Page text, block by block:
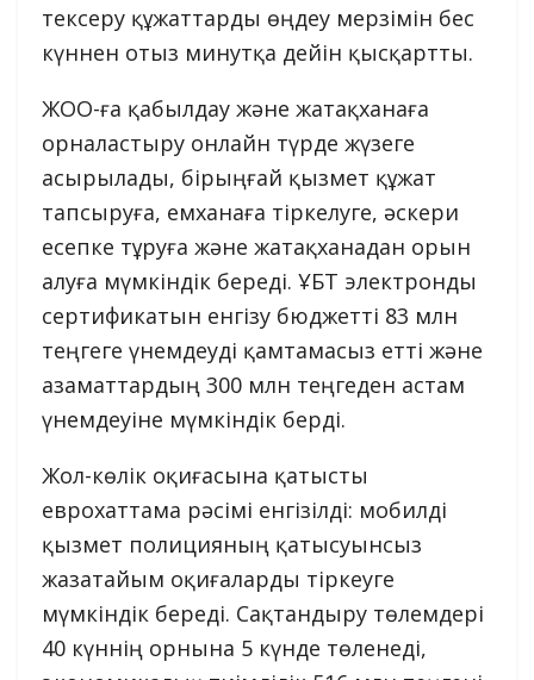
тексеру құжаттарды өңдеу мерзімін бес
күннен отыз минутқа дейін қысқартты.
ЖОО-ға қабылдау және жатақханаға
орналастыру онлайн түрде жүзеге
асырылады, бірыңғай қызмет құжат
тапсыруға, емханаға тіркелуге, әскери
есепке тұруға және жатақханадан орын
алуға мүмкіндік береді. ҰБТ электронды
сертификатын енгізу бюджетті 83 млн
теңгеге үнемдеуді қамтамасыз етті және
азаматтардың 300 млн теңгеден астам
үнемдеуіне мүмкіндік берді.
Жол-көлік оқиғасына қатысты
еврохаттама рәсімі енгізілді: мобилді
қызмет полицияның қатысуынсыз
жазатайым оқиғаларды тіркеуге
мүмкіндік береді. Сақтандыру төлемдері
40 күннің орнына 5 күнде төленеді,